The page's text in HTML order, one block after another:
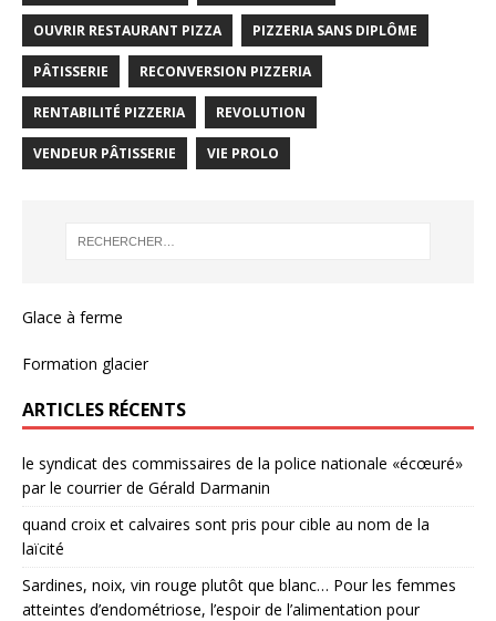
OUVRIR RESTAURANT PIZZA PIZZERIA SANS DIPLÔME
PÂTISSERIE RECONVERSION PIZZERIA
RENTABILITÉ PIZZERIA REVOLUTION
VENDEUR PÂTISSERIE VIE PROLO
Glace à ferme
Formation glacier
ARTICLES RÉCENTS
le syndicat des commissaires de la police nationale «écœuré»
par le courrier de Gérald Darmanin
quand croix et calvaires sont pris pour cible au nom de la
laïcité
Sardines, noix, vin rouge plutôt que blanc… Pour les femmes
atteintes d’endométriose, l’espoir de l’alimentation pour